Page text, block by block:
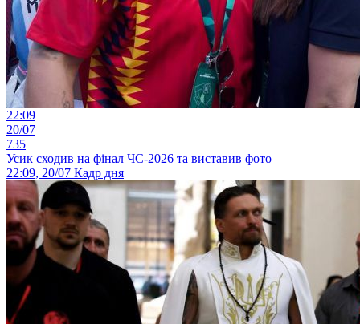
22:09
20/07
735
Усик сходив на фінал ЧС-2026 та виставив фото
22:09, 20/07 Кадр дня